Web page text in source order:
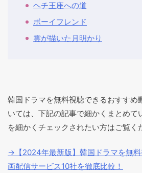
ヘチ王座への道
ボーイフレンド
雲が描いた月明かり
韓国ドラマを無料視聴できるおすすめ
いては、下記の記事で細かくまとめて
を細かくチェックされたい方はご覧く
→【2024年最新版】韓国ドラマを無
画配信サービス10社を徹底比較！